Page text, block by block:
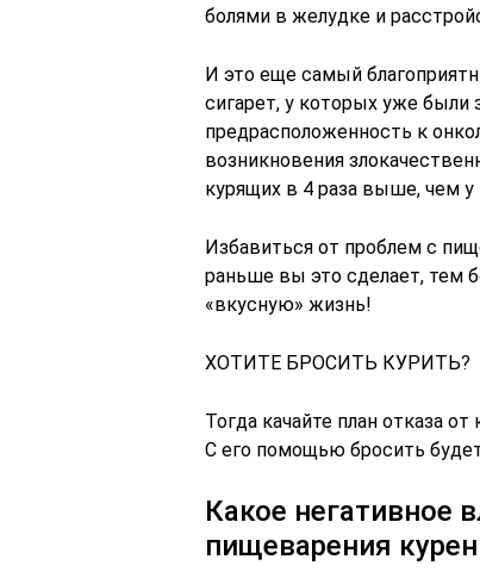
болями в желудке и
И это еще самый
сигарет, у которых уже были
предрасположенность к
возникновения
курящих в 4 раза выше, чем у
Избавиться от проблем с
раньше вы это сделает, тем
«вкусную» жизнь!
ХОТИТЕ БРОСИТЬ КУРИТЬ?
Тогда качайте план отказа от
С его помощью бросить
Какое негативное
пищеварения